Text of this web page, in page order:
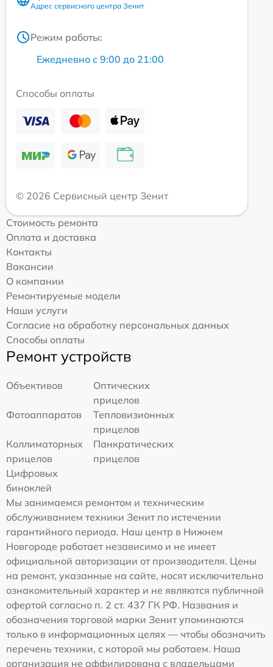
Адрес сервисного центра Зенит
Режим работы:
Ежедневно с 9:00 до 21:00
Способы оплаты
© 2026 Сервисный центр Зенит
Стоимость ремонта
Оплата и доставка
Контакты
Вакансии
О компании
Ремонтируемые модели
Наши услуги
Согласие на обработку персональных данных
Способы оплаты
Ремонт устройств
Объективов
Оптических
прицелов
Фотоаппаратов
Тепловизионных
прицелов
Коллиматорных
прицелов
Панкратических
прицелов
Цифровых
биноклей
Мы занимаемся ремонтом и техническим
обслуживанием техники Зенит по истечении
гарантийного периода. Наш центр в Нижнем
Новгороде работает независимо и не имеет
официальной авторизации от производителя. Цены
на ремонт, указанные на сайте, носят исключительно
ознакомительный характер и не являются публичной
офертой согласно п. 2 ст. 437 ГК РФ. Названия и
обозначения торговой марки Зенит упоминаются
только в информационных целях — чтобы обозначить
перечень техники, с которой мы работаем. Наша
организация не аффилирована с владельцами